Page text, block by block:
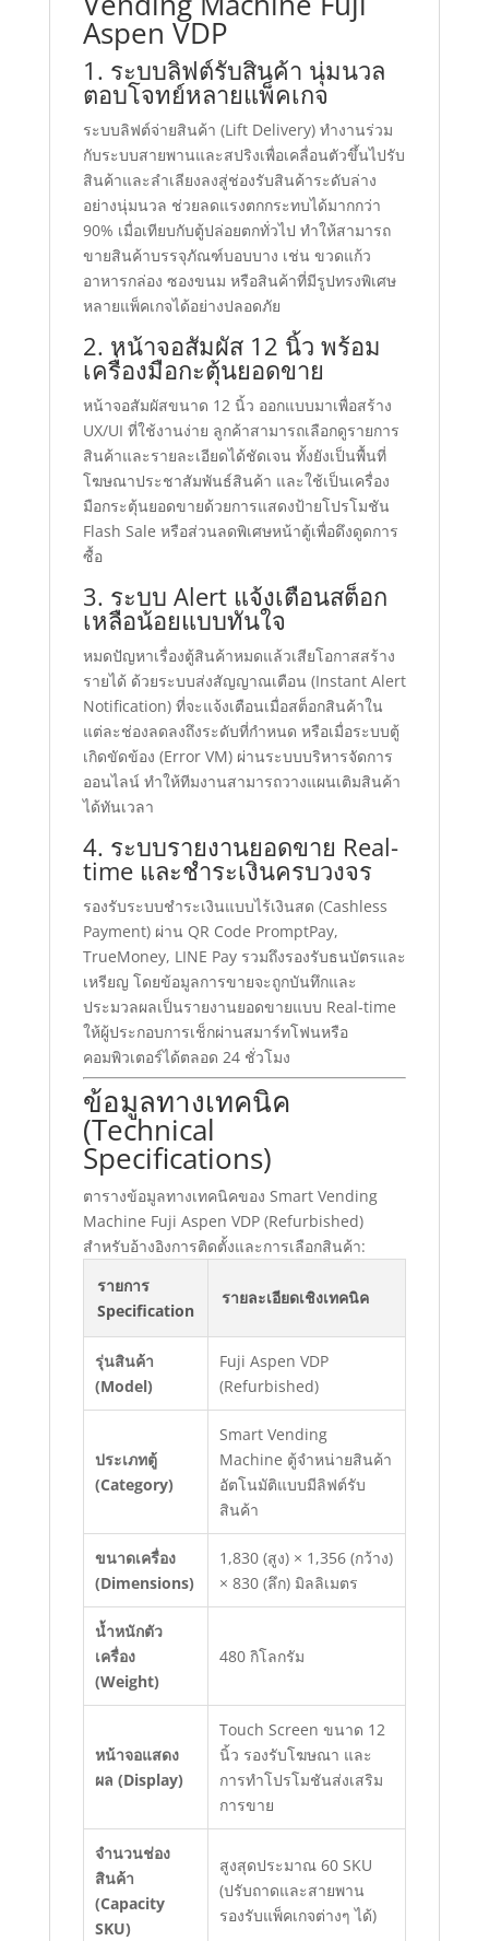
Aspen VDP
1. ระบบลิฟต์รับสินค้า นุ่มนวล
ตอบโจทย์หลายแพ็คเกจ
ระบบลิฟต์จ่ายสินค้า (Lift Delivery) ทำงานร่วม
กับระบบสายพานและสปริงเพื่อเคลื่อนตัวขึ้นไปรับ
สินค้าและลำเลียงลงสู่ช่องรับสินค้าระดับล่าง
อย่างนุ่มนวล ช่วยลดแรงตกกระทบได้มากกว่า
90% เมื่อเทียบกับตู้ปล่อยตกทั่วไป ทำให้สามารถ
ขายสินค้าบรรจุภัณฑ์บอบบาง เช่น ขวดแก้ว
อาหารกล่อง ซองขนม หรือสินค้าที่มีรูปทรงพิเศษ
หลายแพ็คเกจได้อย่างปลอดภัย
2. หน้าจอสัมผัส 12 นิ้ว พร้อม
เครื่องมือกะตุ้นยอดขาย
หน้าจอสัมผัสขนาด 12 นิ้ว ออกแบบมาเพื่อสร้าง
UX/UI ที่ใช้งานง่าย ลูกค้าสามารถเลือกดูรายการ
สินค้าและรายละเอียดได้ชัดเจน ทั้งยังเป็นพื้นที่
โฆษณาประชาสัมพันธ์สินค้า และใช้เป็นเครื่อง
มือกระตุ้นยอดขายด้วยการแสดงป้ายโปรโมชัน
Flash Sale หรือส่วนลดพิเศษหน้าตู้เพื่อดึงดูดการ
ซื้อ
3. ระบบ Alert แจ้งเตือนสต็อก
เหลือน้อยแบบทันใจ
หมดปัญหาเรื่องตู้สินค้าหมดแล้วเสียโอกาสสร้าง
รายได้ ด้วยระบบส่งสัญญาณเตือน (Instant Alert
Notification) ที่จะแจ้งเตือนเมื่อสต็อกสินค้าใน
แต่ละช่องลดลงถึงระดับที่กำหนด หรือเมื่อระบบตู้
เกิดขัดข้อง (Error VM) ผ่านระบบบริหารจัดการ
ออนไลน์ ทำให้ทีมงานสามารถวางแผนเติมสินค้า
ได้ทันเวลา
4. ระบบรายงานยอดขาย Real-
time และชำระเงินครบวงจร
รองรับระบบชำระเงินแบบไร้เงินสด (Cashless
Payment) ผ่าน QR Code PromptPay,
TrueMoney, LINE Pay รวมถึงรองรับธนบัตรและ
เหรียญ โดยข้อมูลการขายจะถูกบันทึกและ
ประมวลผลเป็นรายงานยอดขายแบบ Real-time
ให้ผู้ประกอบการเช็กผ่านสมาร์ทโฟนหรือ
คอมพิวเตอร์ได้ตลอด 24 ชั่วโมง
ข้อมูลทางเทคนิค
(Technical
Specifications)
ตารางข้อมูลทางเทคนิคของ Smart Vending
Machine Fuji Aspen VDP (Refurbished)
สำหรับอ้างอิงการติดตั้งและการเลือกสินค้า:
รายการ
Specification
รายละเอียดเชิงเทคนิค
รุ่นสินค้า
(Model)
Fuji Aspen VDP
(Refurbished)
ประเภทตู้
(Category)
Smart Vending
Machine ตู้จำหน่ายสินค้า
อัตโนมัติแบบมีลิฟต์รับ
สินค้า
ขนาดเครื่อง
(Dimensions)
1,830 (สูง) × 1,356 (กว้าง)
× 830 (ลึก) มิลลิเมตร
น้ำหนักตัว
เครื่อง
(Weight)
480 กิโลกรัม
หน้าจอแสดง
ผล (Display)
Touch Screen ขนาด 12
นิ้ว รองรับโฆษณา และ
การทำโปรโมชันส่งเสริม
การขาย
จำนวนช่อง
สินค้า
(Capacity
SKU)
สูงสุดประมาณ 60 SKU
(ปรับถาดและสายพาน
รองรับแพ็คเกจต่างๆ ได้)